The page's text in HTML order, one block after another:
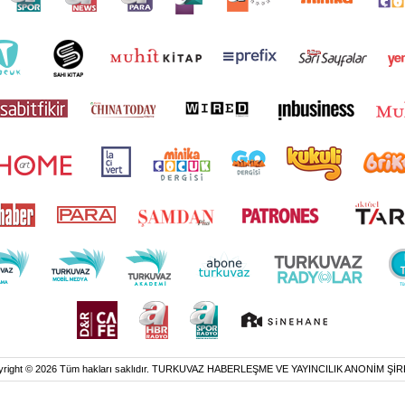
© 2026 Tüm hakları saklıdır. TURKUVAZ HABERLEŞME VE YAYINCILIK ANONİM